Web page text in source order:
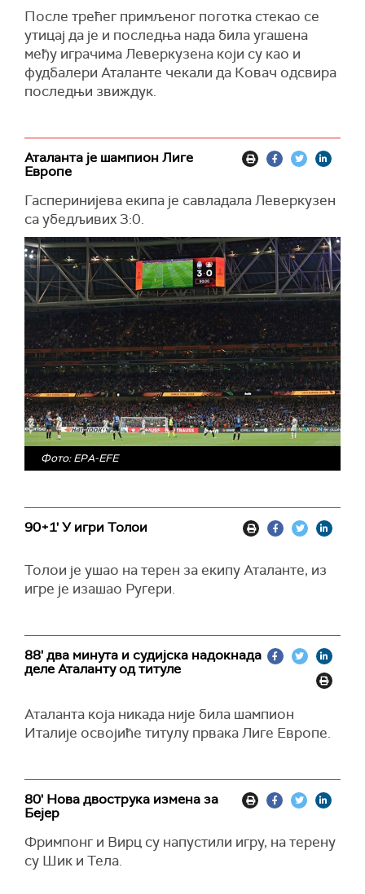
После трећег примљеног поготка стекао се
утицај да је и последња нада била угашена
међу играчима Леверкузена који су као и
фудбалери Аталанте чекали да Ковач одсвира
последњи звиждук.
Аталанта је шампион Лиге
Европе
Гасперинијева екипа је савладала Леверкузен
са убедљивих 3:0.
Фото: EPA-EFE
90+1' У игри Толои
Толои је ушао на терен за екипу Аталанте, из
игре је изашао Ругери.
88' два минута и судијска надокнада
деле Аталанту од титуле
Аталанта која никада није била шампион
Италије освојиће титулу првака Лиге Европе.
80' Нова двострука измена за
Бејер
Фримпонг и Вирц су напустили игру, на терену
су Шик и Тела.